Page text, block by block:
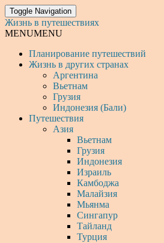
Toggle Navigation
Жизнь в путешествиях
MENUMENU
Планирование путешествий
Жизнь в других странах
Аргентина
Вьетнам
Грузия
Индонезия (Бали)
Путешествия
Азия
Вьетнам
Грузия
Индонезия
Израиль
Камбоджа
Малайзия
Мьянма
Сингапур
Тайланд
Турция